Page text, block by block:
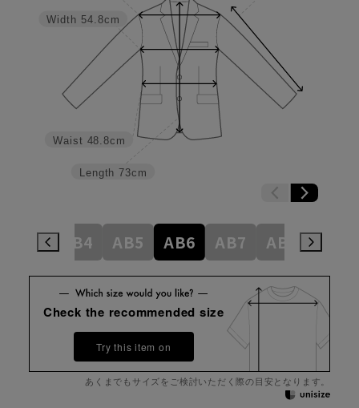
Length 73cm
Waist 48.8cm
Width 54.8cm
AB4 AB5 AB6 AB7 AB8
Check the recommended size
Try this item on
あくまでもサイズをご検討いただく際の目安となります。